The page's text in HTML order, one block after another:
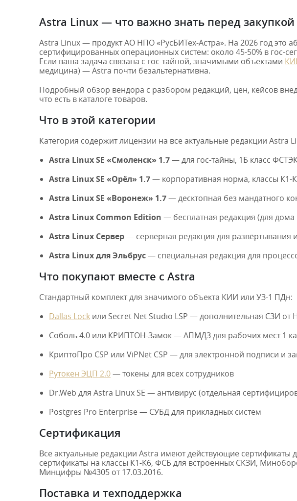
Astra Linux — что важно знать перед закупкой
Astra Linux — продукт АО НПО «РусБИТех-Астра». На 2026 год это
сертифицированных операционных систем: около 45-50% в гос-
Если ваша задача связана с гос-тайной, значимыми объектами
медицина) — Astra почти безальтернативна.
Подробный обзор вендора с разбором редакций, цен, кейсов
что есть в каталоге товаров.
Что в этой категории
Категория содержит лицензии на все актуальные редакции Astra
Astra Linux SE «Смоленск» 1.7— для гос-тайны, 1Б класс
Astra Linux SE «Орёл» 1.7— корпоративная норма, классы К1-
Astra Linux SE «Воронеж» 1.7— десктопная без мандатного
Astra Linux Common Edition — бесплатная редакция (для
Astra Linux Сервер— серверная редакция для развёртывания
Astra Linux для Эльбрус— специальная редакция для
Что покупают вместе с Astra
Стандартный комплект для значимого объекта КИИ или УЗ-1 ПДн:
Dallas Lock или Secret Net Studio LSP — дополнительная СЗИ от
Соболь 4.0 или КРИПТОН-Замок — АПМДЗ для рабочих мест 1
КриптоПро CSP или ViPNet CSP — для электронной подписи и
Рутокен ЭЦП 2.0— токены для всех сотрудников
Dr.Web для Astra Linux SE — антивирус (отдельная
Postgres Pro Enterprise — СУБД для прикладных систем
Сертификация
Все актуальные редакции Astra имеют действующие сертификаты
сертификаты на классы К1-К6, ФСБ для встроенных СКЗИ,
Минцифры №4305 от 17.03.2016.
Поставка и техподдержка